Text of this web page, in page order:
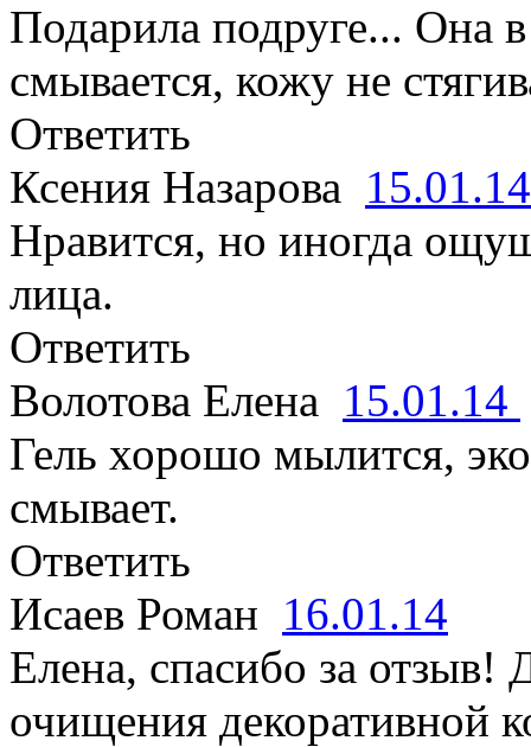
Подарила подруге... Она
смывается, кожу не
Ответить
Ксения Назарова
Нравится, но иногда
лица.
Ответить
Волотова Елена 15.01.14
Гель хорошо мылится,
смывает.
Ответить
Исаев Роман 16.01.14
Елена, спасибо за отзыв!
очищения декоративной